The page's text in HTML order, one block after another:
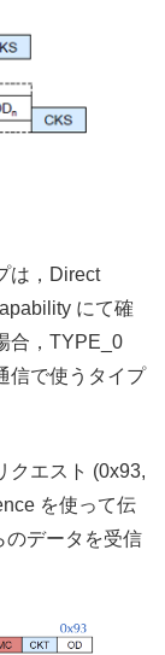
は，Direct
にて確
合，TYPE_0
信で使うタイプ
クエスト (0x93,
を使って伝
のデータを受信